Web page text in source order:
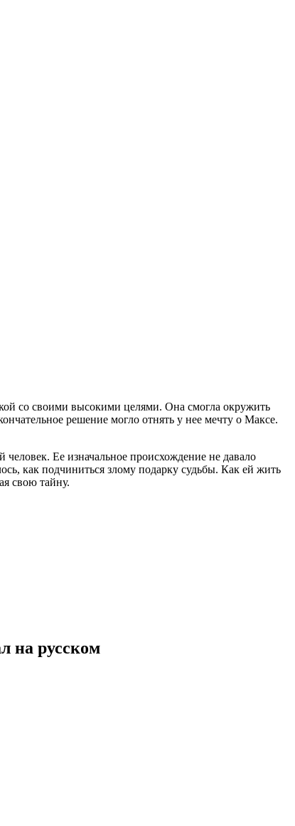
со своими высокими целями. Она смогла окружить
решение могло отнять у нее мечту о Максе.
Ее изначальное происхождение не давало
как подчиниться злому подарку судьбы. Как ей жить
свою тайну.
на русском